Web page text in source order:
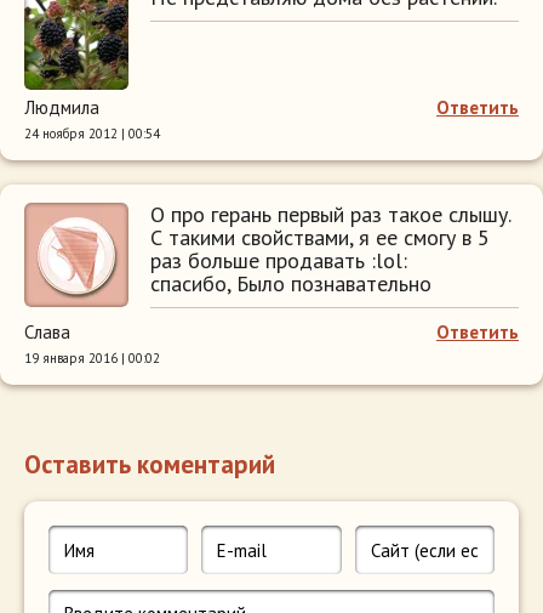
Ответить
Людмила
24 ноября 2012 | 00:54
О про герань первый раз такое слышу.
С такими свойствами, я ее смогу в 5
раз больше продавать :lol:
спасибо, Было познавательно
Ответить
Слава
19 января 2016 | 00:02
Оставить коментарий